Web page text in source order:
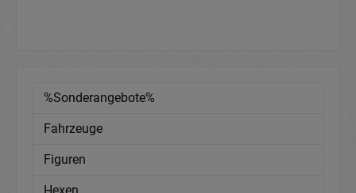
%Sonderangebote%
Fahrzeuge
Figuren